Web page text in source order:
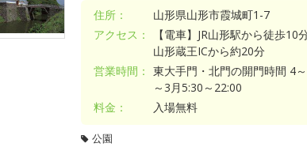
住所：
山形県山形市霞城町1-7
アクセス：
【電車】JR山形駅から徒歩10
山形蔵王ICから約20分
営業時間： 東大手門・北門の開門時間 4
～3月5:30～22:00
料金：
入場無料
公園